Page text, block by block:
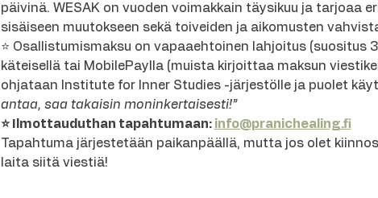
päivinä. WESAK on vuoden voimakkain täysikuu ja tarjoaa
sisäiseen muutokseen sekä toiveiden ja aikomusten
⭐ Osallistumismaksu on vapaaehtoinen lahjoitus (suositus
käteisellä tai MobilePaylla (muista kirjoittaa maksun
ohjataan Institute for Inner Studies -järjestölle ja puolet
antaa, saa takaisin moninkertaisesti!”
⭐ Ilmottauduthan tapahtumaan: info@pranichealing.fi
Tapahtuma järjestetään paikanpäällä, mutta jos olet
laita siitä viestiä!